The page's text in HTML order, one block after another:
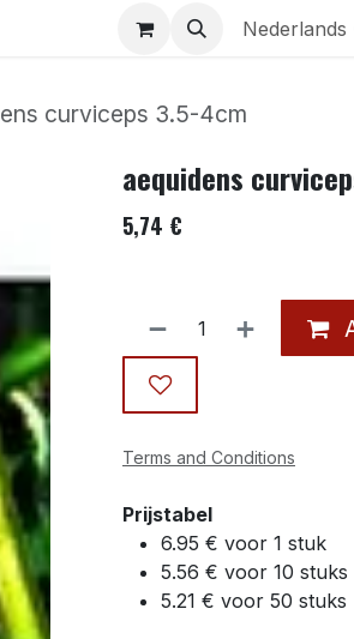
Nederlands
curviceps 3.5-4cm
aequidens
5,74 €
Terms and Conditions
Prijstabel
6.95 € voor 1 stuk
5.56 € voor 10 stuks
5.21 € voor 50 stuks